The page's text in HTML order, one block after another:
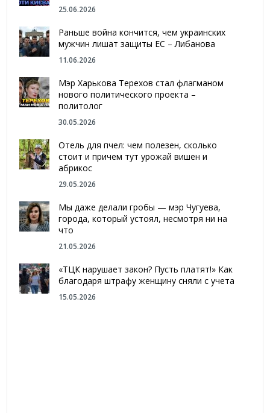
25.06.2026
Раньше война кончится, чем украинских
мужчин лишат защиты ЕС – Либанова
11.06.2026
Мэр Харькова Терехов стал флагманом
нового политического проекта –
политолог
30.05.2026
Отель для пчел: чем полезен, сколько
стоит и причем тут урожай вишен и
абрикос
29.05.2026
Мы даже делали гробы — мэр Чугуева,
города, который устоял, несмотря ни на
что
21.05.2026
«ТЦК нарушает закон? Пусть платят!» Как
благодаря штрафу женщину сняли с учета
15.05.2026